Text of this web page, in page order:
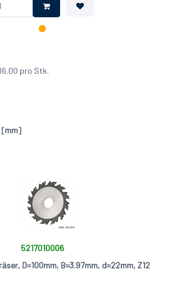
pro Stk.
5217010006
D=100mm, B=3.97mm, d=22mm, Z12